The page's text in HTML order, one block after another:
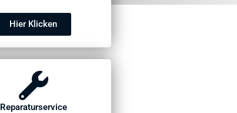
Hier Klicken
Reparaturservice